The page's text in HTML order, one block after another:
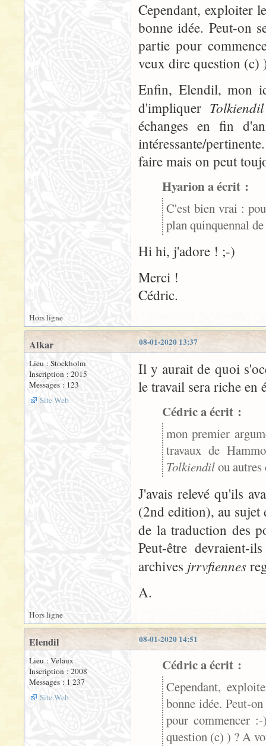
Cependant, exploiter
bonne idée. Peut-on
partie pour
veux dire question (c)
Enfin, Elendil, mon
d'impliquer
échanges en fin
intéressante/
faire mais on peut
Hyarion a écrit :
C'est bien vrai :
plan quinquennal
Hi hi, j'adore ! ;-)
Merci !
Cédric.
Hors ligne
08-01-2020 13:37
Alkar
Lieu : Stockholm
Inscription : 2015
Messages : 123
Site Web
Il y aurait de quoi
le travail sera riche en
Cédric a écrit :
mon premier
travaux de
Tolkiendilou
J'avais relevé qu'ils
(2nd edition), au sujet
de la traduction des
Peut-être devraient-
archives jrrvfiennes
A.
Hors ligne
08-01-2020 14:51
Elendil
Lieu : Velaux
Inscription : 2008
Messages : 1 237
Site Web
Cédric a écrit :
Cependant,
bonne idée. Peut-
pour commencer
question (c) ) ? A